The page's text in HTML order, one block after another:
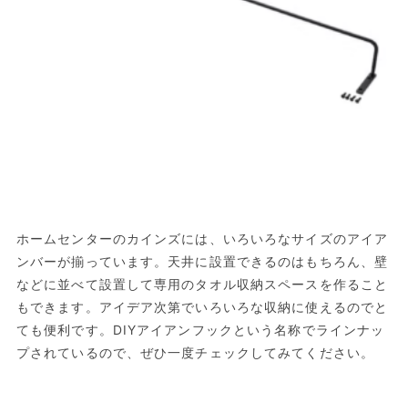
ホームセンターのカインズには、いろいろなサイズのアイア
ンバーが揃っています。天井に設置できるのはもちろん、壁
などに並べて設置して専用のタオル収納スペースを作ること
もできます。アイデア次第でいろいろな収納に使えるのでと
ても便利です。DIYアイアンフックという名称でラインナッ
プされているので、ぜひ一度チェックしてみてください。